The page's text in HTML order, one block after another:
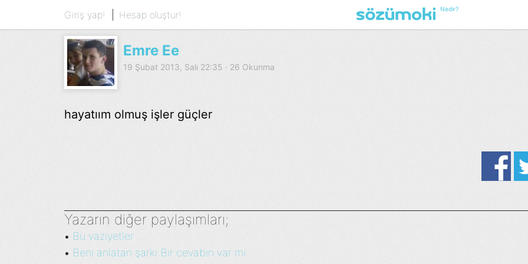
Giriş yap! Hesap oluştur! Nedir?
Emre Ee
19 Şubat 2013, Salı 22:35 · 26 Okunma
hayatıım olmuş işler güçler
Yazarın diğer paylaşımları;
• Bu vaziyetler ...
• Beni anlatan şarkı Bir cevabın var mı...